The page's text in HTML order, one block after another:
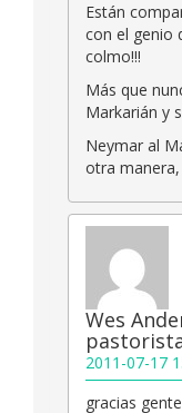
Están
con el genio
colmo!!!
Más que
Markarián y
Neymar al
otra
Wes
2011-07-17
gracias